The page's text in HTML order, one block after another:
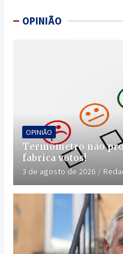
OPINIÃO
OPINIÃO
Termômetro não
fabrica votos!
3 de agosto de 2026